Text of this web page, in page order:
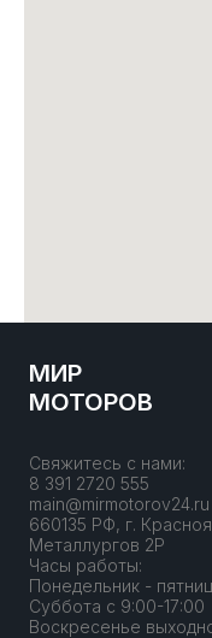
МИР
МОТОРОВ
Свяжитесь с нами:
8 391 2720 555
main@mirmotorov24.ru
660135 РФ, г.
Металлургов 2Р
Часы работы:
Понедельник -
Суббота с 9:00-17:00
Воскресенье